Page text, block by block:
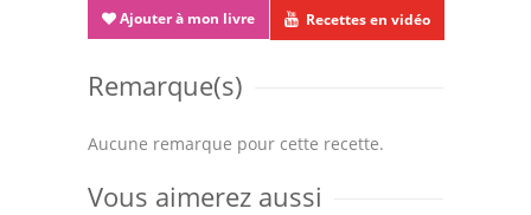
Ajouter à mon livre Recettes en vidéo
Remarque(s)
Aucune remarque pour cette recette.
Vous aimerez aussi